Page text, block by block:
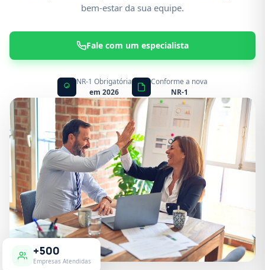
bem-estar da sua equipe.
Fale com um especialista
NR-1 Obrigatória
em 2026
Conforme a nova
NR-1
+500
Empresas Atendidas